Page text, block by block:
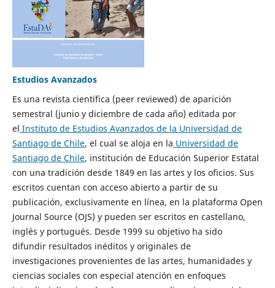
Estudios Avanzados
Es una revista científica (peer reviewed) de aparición
semestral (junio y diciembre de cada año) editada por
el Instituto de Estudios Avanzados de la Universidad de
Santiago de Chile, el cual se aloja en la Universidad de
Santiago de Chile, institución de Educación Superior Estatal
con una tradición desde 1849 en las artes y los oficios. Sus
escritos cuentan con acceso abierto a partir de su
publicación, exclusivamente en línea, en la plataforma Open
Journal Source (OJS) y pueden ser escritos en castellano,
inglés y portugués. Desde 1999 su objetivo ha sido
difundir resultados inéditos y originales de
investigaciones provenientes de las artes, humanidades y
ciencias sociales con especial atención en enfoques